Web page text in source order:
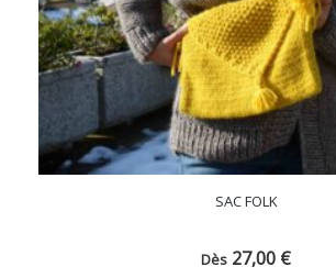
SAC FOLK
Dès 27,00 €